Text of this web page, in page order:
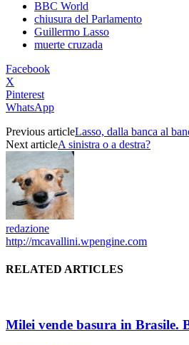
BBC World
chiusura del Parlamento
Guillermo Lasso
muerte cruzada
Facebook
X
Pinterest
WhatsApp
Previous articleLasso, dalla banca al
Next articleA sinistra o a destra?
redazione
http://mcavallini.wpengine.com
RELATED ARTICLES
Milei vende basura in Brasile.